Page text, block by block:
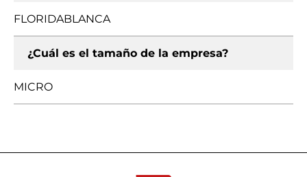
FLORIDABLANCA
¿Cuál es el tamaño de la empresa?
MICRO